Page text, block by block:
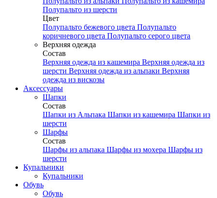
Полупальто из шерсти
Цвет
Полупальто бежевого цвета Полупальто
коричневого цвета Полупальто серого цвета
Верхняя одежда
Состав
Верхняя одежда из кашемира Верхняя одежда из
шерсти Верхняя одежда из альпаки Верхняя
одежда из вискозы
Аксесcуары
Шапки
Состав
Шапки из Альпака Шапки из кашемира Шапки из
шерсти
Шарфы
Состав
Шарфы из альпака Шарфы из мохера Шарфы из
шерсти
Купальники
Купальники
Обувь
Обувь